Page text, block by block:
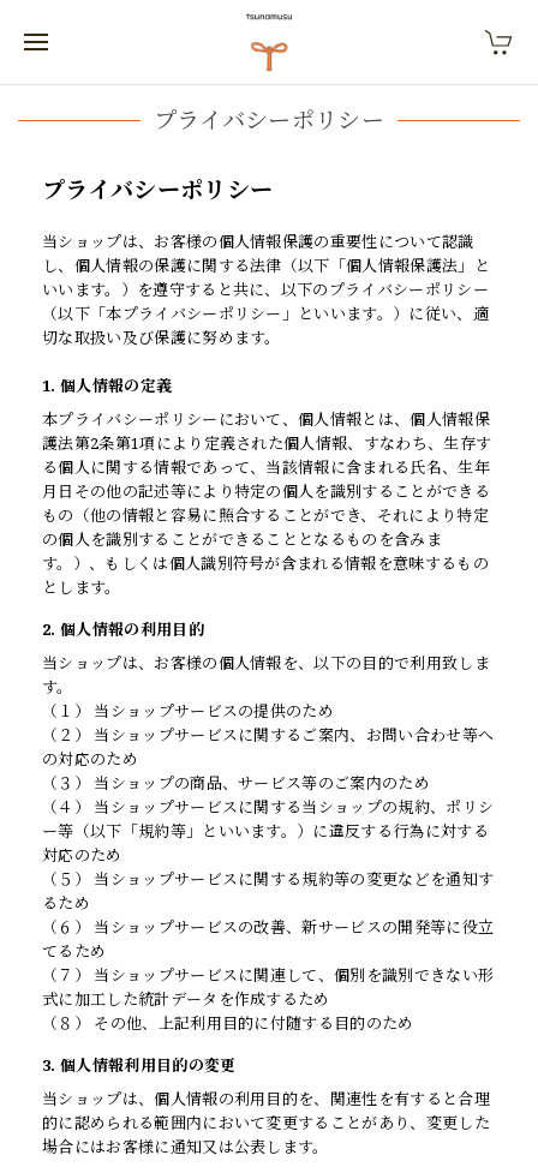
プライバシーポリシー
プライバシーポリシー
当ショップは、お客様の個人情報保護の重要性について認識
し、個人情報の保護に関する法律（以下「個人情報保護法」と
いいます。）を遵守すると共に、以下のプライバシーポリシー
（以下「本プライバシーポリシー」といいます。）に従い、適
切な取扱い及び保護に努めます。
1. 個人情報の定義
本プライバシーポリシーにおいて、個人情報とは、個人情報保
護法第2条第1項により定義された個人情報、すなわち、生存す
る個人に関する情報であって、当該情報に含まれる氏名、生年
月日その他の記述等により特定の個人を識別することができる
もの（他の情報と容易に照合することができ、それにより特定
の個人を識別することができることとなるものを含みま
す。）、もしくは個人識別符号が含まれる情報を意味するもの
とします。
2. 個人情報の利用目的
当ショップは、お客様の個人情報を、以下の目的で利用致しま
す。
（１） 当ショップサービスの提供のため
（２） 当ショップサービスに関するご案内、お問い合わせ等へ
の対応のため
（３） 当ショップの商品、サービス等のご案内のため
（４） 当ショップサービスに関する当ショップの規約、ポリシ
ー等（以下「規約等」といいます。）に違反する行為に対する
対応のため
（５） 当ショップサービスに関する規約等の変更などを通知す
るため
（６） 当ショップサービスの改善、新サービスの開発等に役立
てるため
（７） 当ショップサービスに関連して、個別を識別できない形
式に加工した統計データを作成するため
（８） その他、上記利用目的に付随する目的のため
3. 個人情報利用目的の変更
当ショップは、個人情報の利用目的を、関連性を有すると合理
的に認められる範囲内において変更することがあり、変更した
場合にはお客様に通知又は公表します。